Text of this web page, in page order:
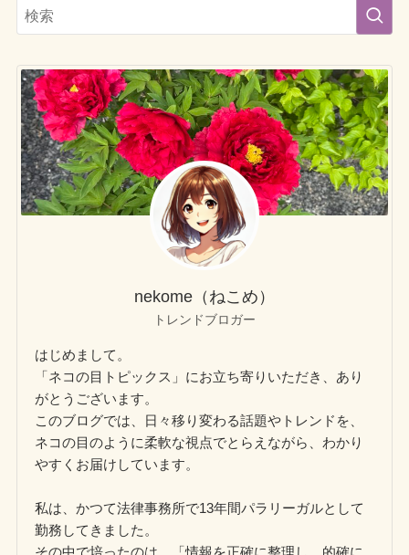
nekome（ねこめ）
トレンドブロガー
はじめまして。
「ネコの目トピックス」にお立ち寄りいただき、あり
がとうございます。
このブログでは、日々移り変わる話題やトレンドを、
ネコの目のように柔軟な視点でとらえながら、わかり
やすくお届けしています。
私は、かつて法律事務所で13年間パラリーガルとして
勤務してきました。
その中で培ったのは、「情報を正確に整理し、的確に